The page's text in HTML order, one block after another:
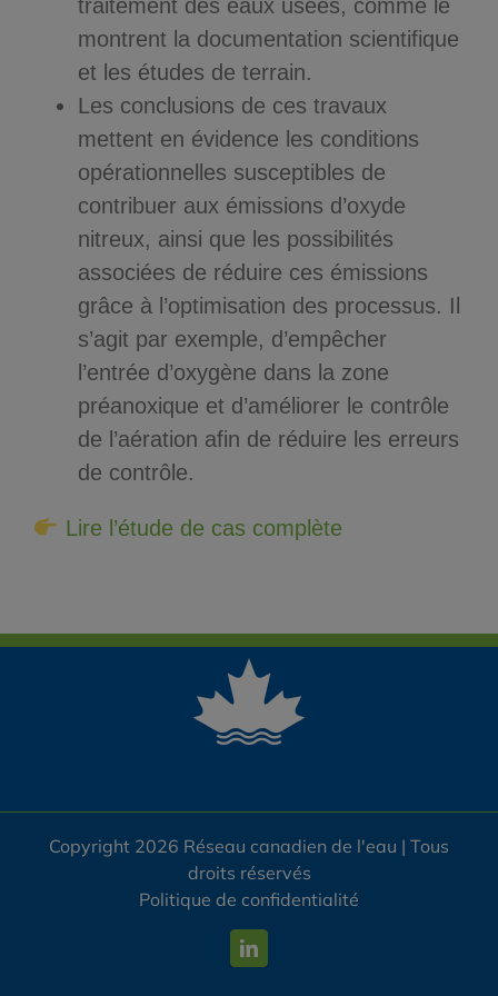
traitement des eaux usées, comme le
montrent la documentation scientifique
et les études de terrain.
Les conclusions de ces travaux
mettent en évidence les conditions
opérationnelles susceptibles de
contribuer aux émissions d’oxyde
nitreux, ainsi que les possibilités
associées de réduire ces émissions
grâce à l’optimisation des processus. Il
s’agit par exemple, d’empêcher
l’entrée d’oxygène dans la zone
préanoxique et d’améliorer le contrôle
de l’aération afin de réduire les erreurs
de contrôle.
Lire l’étude de cas complète
Copyright 2026 Réseau canadien de l'eau | Tous
droits réservés
Politique de confidentialité
LinkedIn